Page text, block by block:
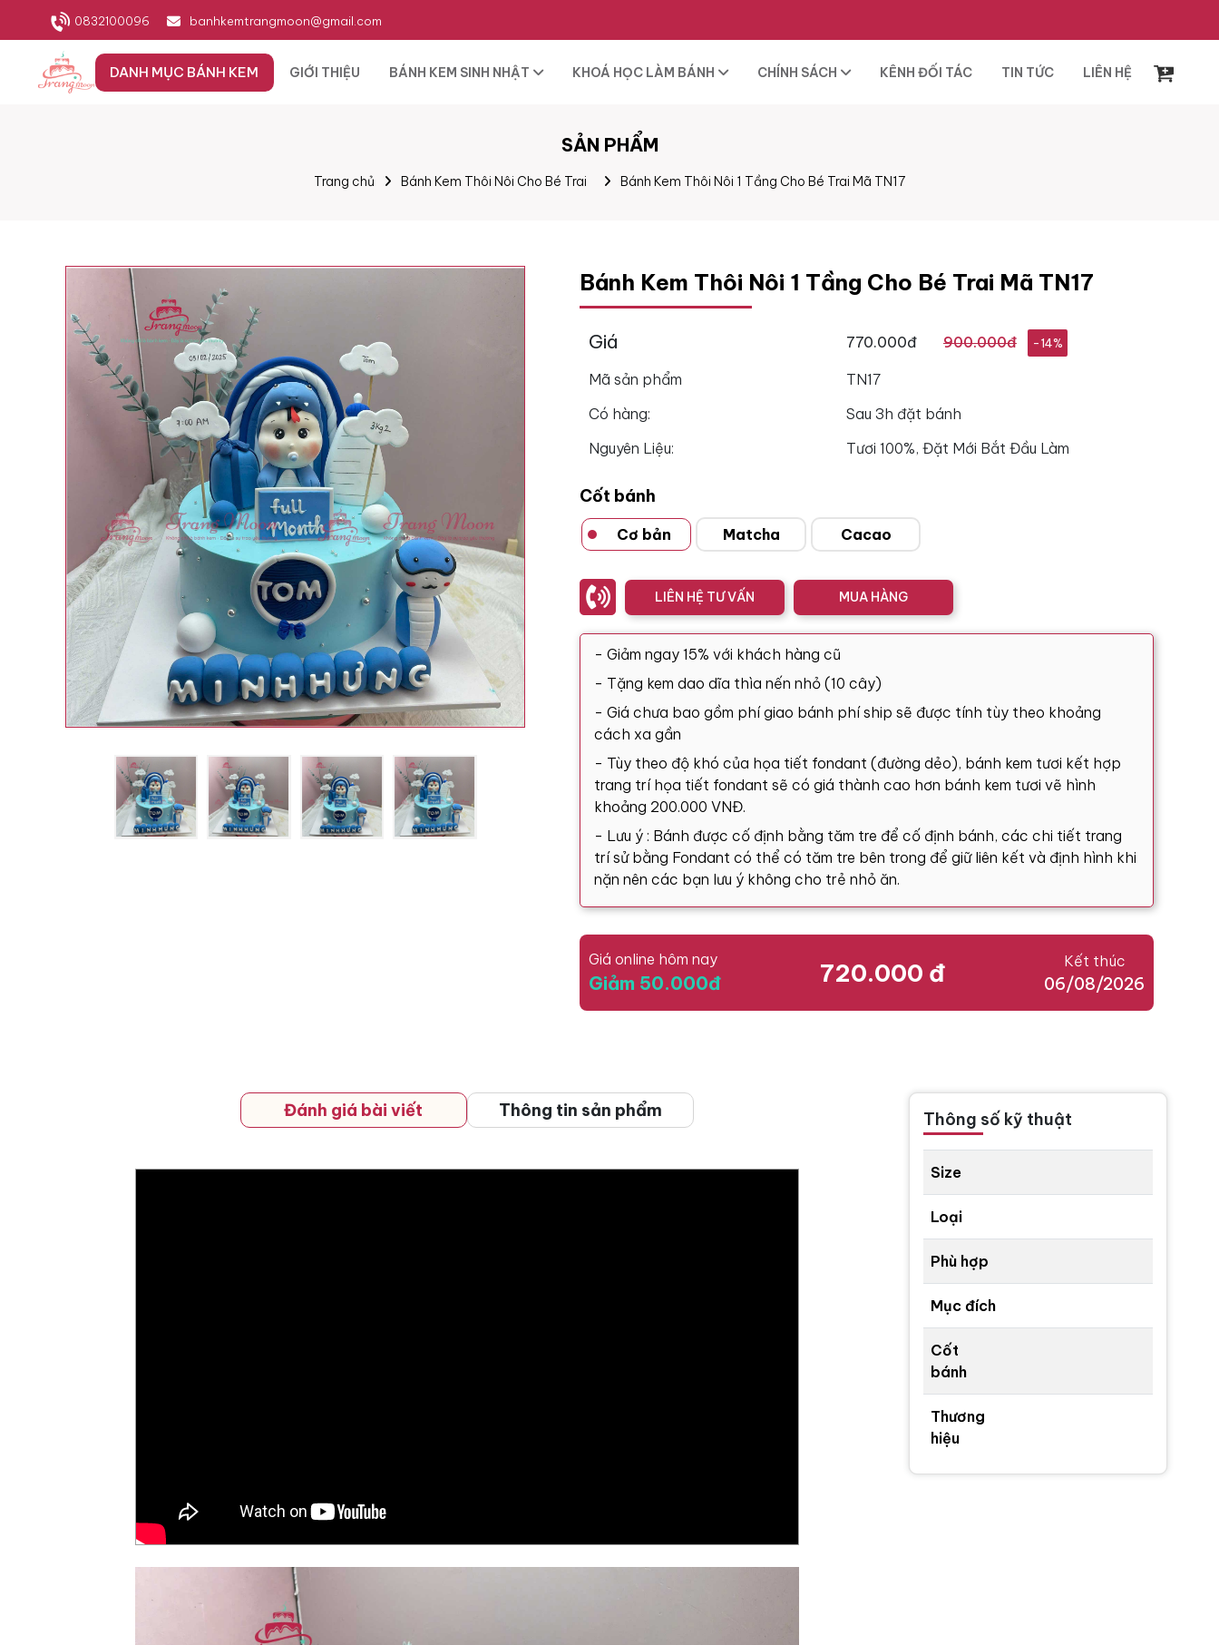
0832100096 banhkemtrangmoon@gmail.com
DANH MỤC BÁNH KEM GIỚI THIỆU BÁNH KEM SINH NHẬT KHOÁ HỌC LÀM BÁNH CHÍNH SÁCH KÊNH ĐỐI TÁC TIN TỨC LIÊN HỆ
SẢN PHẨM
Trang chủ Bánh Kem Thôi Nôi Cho Bé Trai Bánh Kem Thôi Nôi 1 Tầng Cho Bé Trai Mã TN17
Bánh Kem Thôi Nôi 1 Tầng Cho Bé Trai Mã TN17
Giá 770.000đ 900.000đ -14%
Mã sản phẩm
TN17
Có hàng:
Sau 3h đặt bánh
Nguyên Liệu:
Tươi 100%, Đặt Mới Bắt Đầu Làm
Cốt bánh
Cơ bản Matcha Cacao
LIÊN HỆ TƯ VẤN MUA HÀNG
- Giảm ngay 15% với khách hàng cũ
- Tặng kem dao dĩa thìa nến nhỏ (10 cây)
- Giá chưa bao gồm phí giao bánh phí ship sẽ được tính tùy theo khoảng
cách xa gần
- Tùy theo độ khó của họa tiết fondant (đường dẻo), bánh kem tươi kết hợp
trang trí họa tiết fondant sẽ có giá thành cao hơn bánh kem tươi vẽ hình
khoảng 200.000 VNĐ.
- Lưu ý : Bánh được cố định bằng tăm tre để cố định bánh, các chi tiết trang
trí sử bằng Fondant có thể có tăm tre bên trong để giữ liên kết và định hình khi
nặn nên các bạn lưu ý không cho trẻ nhỏ ăn.
Giá online hôm nay
Giảm 50.000đ 720.000 đ Kết thúc
06/08/2026
Đánh giá bài viết Thông tin sản phẩm Thông số kỹ thuật
Size
Loại
Phù hợp
Mục đích
Cốt
bánh
Thương
hiệu